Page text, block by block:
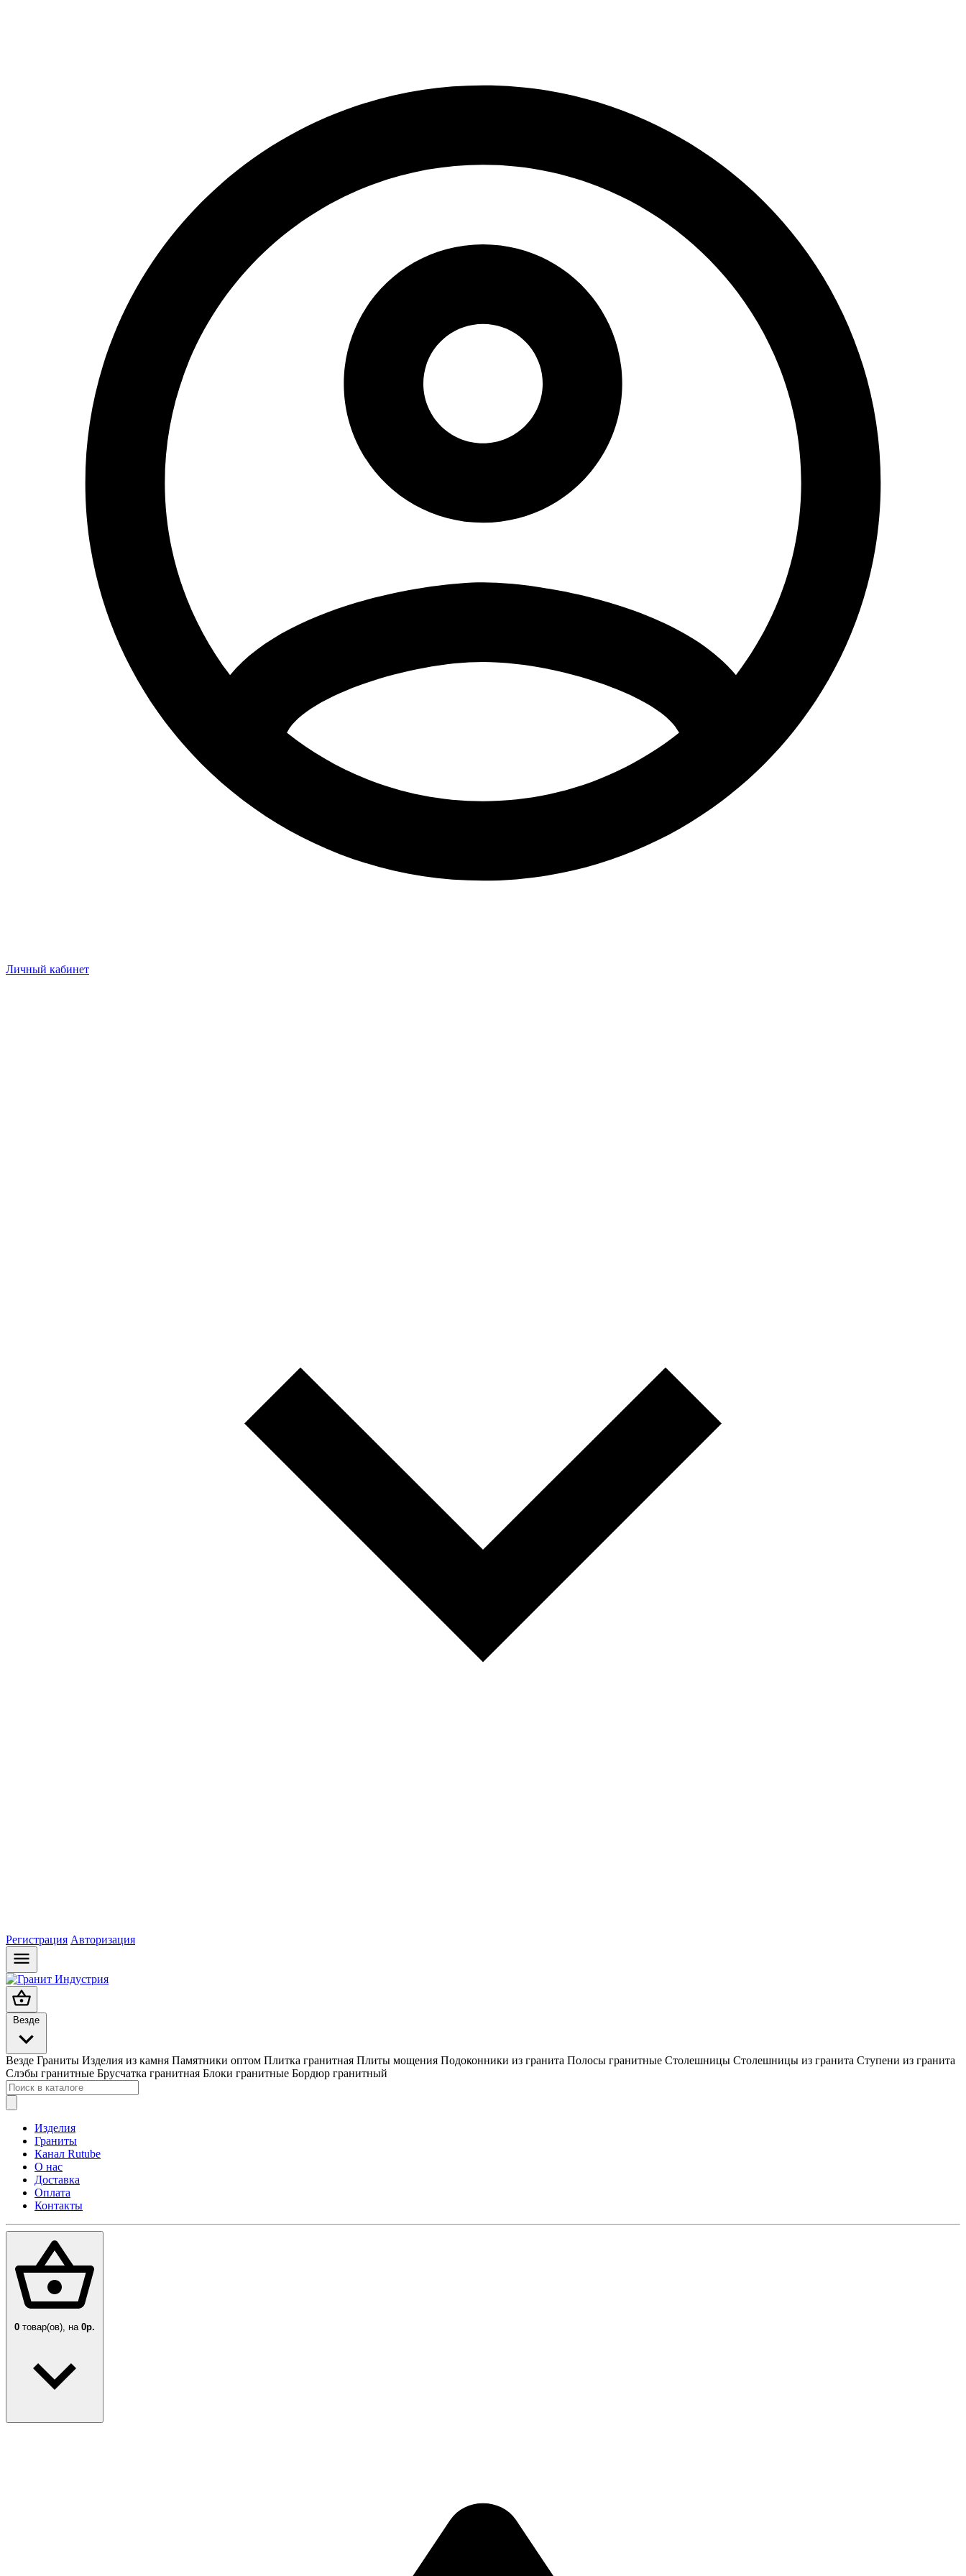
Личный кабинет
Регистрация Авторизация
Везде
Везде Граниты Изделия из камня Памятники оптом Плитка гранитная Плиты мощения Подоконники из гранита Полосы гранитные Столешницы Столешницы из гранита Ступени из гранита
Слэбы гранитные Брусчатка гранитная Блоки гранитные Бордюр гранитный
Изделия
Граниты
Канал Rutube
О нас
Доставка
Оплата
Контакты
0 товар(ов), на 0р.